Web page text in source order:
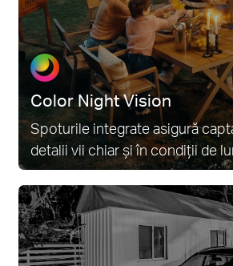
Color Night Vision
Spoturile integrate asigură
detalii vii chiar și în condiții de